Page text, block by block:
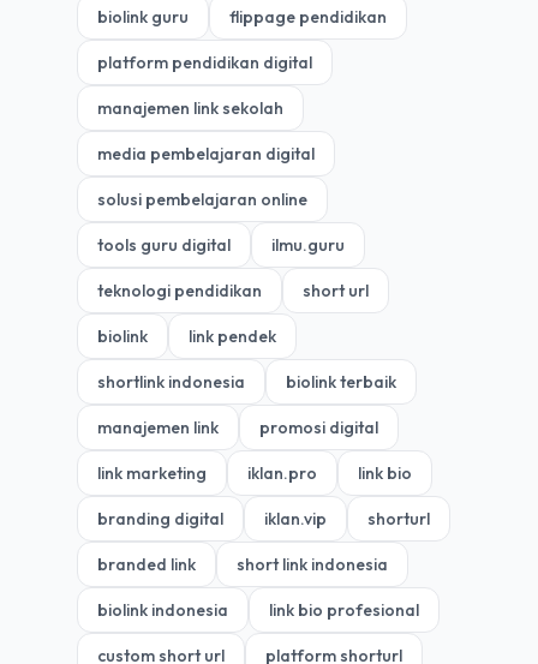
biolink guru flippage pendidikan
platform pendidikan digital
manajemen link sekolah
media pembelajaran digital
solusi pembelajaran online
tools guru digital ilmu.guru
teknologi pendidikan short url
biolink link pendek
shortlink indonesia biolink terbaik
manajemen link promosi digital
link marketing iklan.pro link bio
branding digital iklan.vip shorturl
branded link short link indonesia
biolink indonesia link bio profesional
custom short url platform shorturl